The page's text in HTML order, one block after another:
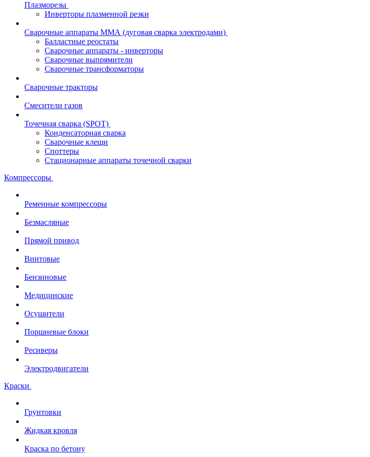
Плазморезы
Инверторы плазменной резки
Сварочные аппараты ММА (дуговая сварка электродами)
Балластные реостаты
Сварочные аппараты - инверторы
Сварочные выпрямители
Сварочные трансформаторы
Сварочные тракторы
Смесители газов
Точечная сварка (SPOT)
Конденсаторная сварка
Сварочные клещи
Споттеры
Стационарные аппараты точечной сварки
Компрессоры
Ременные компрессоры
Безмасляные
Прямой привод
Винтовые
Бензиновые
Медицинские
Осушители
Поршневые блоки
Ресиверы
Электродвигатели
Краски
Грунтовки
Жидкая кровля
Краска по бетону